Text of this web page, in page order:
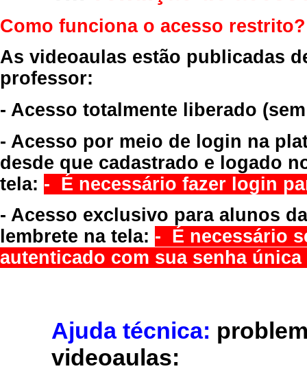
Como funciona o acesso restrito?
As videoaulas estão publicadas
professor:
- Acesso totalmente liberado
- Acesso por meio de login na
desde que cadastrado e logado
tela: - É necessário fazer login
- Acesso exclusivo para alunos
lembrete na tela: - É necessário
autenticado com sua senha
Ajuda técnica:
videoaulas: